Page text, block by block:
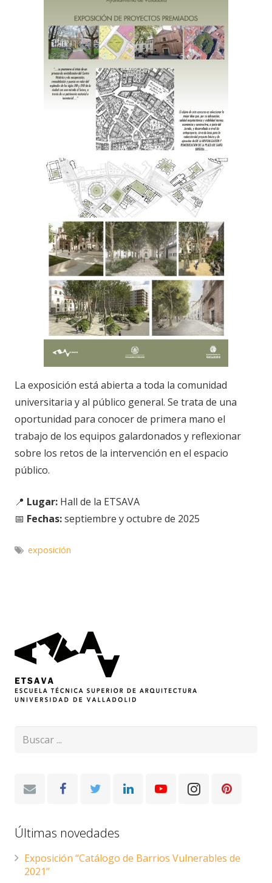
La exposición está abierta a toda la comunidad
universitaria y al público general. Se trata de una
oportunidad para conocer de primera mano el
trabajo de los equipos galardonados y reflexionar
sobre los retos de la intervención en el espacio
público.
📍 Lugar: Hall de la ETSAVA
📅 Fechas:septiembre y octubre de 2025
exposición
Últimas novedades
Exposición “Catálogo de Barrios Vulnerables de
2021”